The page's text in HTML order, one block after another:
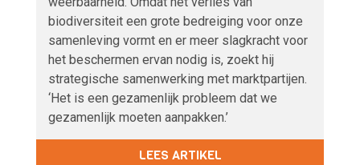
biodiversiteit een grote bedreiging voor onze
samenleving vormt en er meer slagkracht voor
het beschermen ervan nodig is, zoekt hij
strategische samenwerking met marktpartijen.
‘Het is een gezamenlijk probleem dat we
gezamenlijk moeten aanpakken.’
LEES ARTIKEL